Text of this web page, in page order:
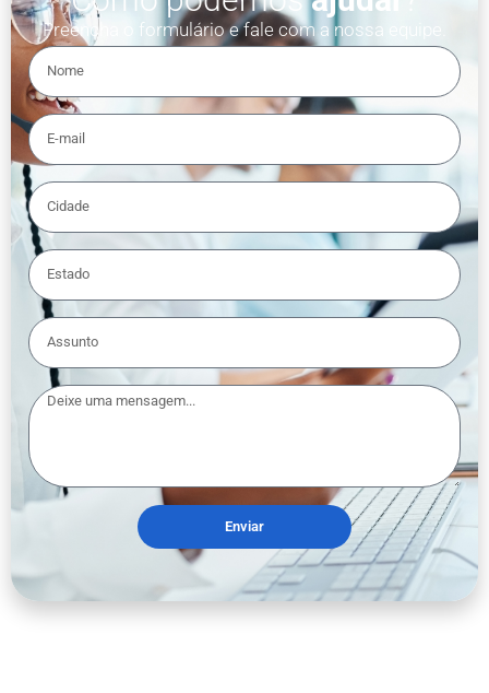
Preencha o formulário e fale com a nossa equipe.
Enviar